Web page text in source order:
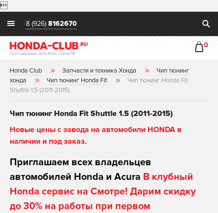

8 (926) 8162670
0
Honda Club Запчасти и техника Хонда
Чип тюнинг
хонда
Чип тюнинг Honda Fit
Чип тюнинг Honda Fit
Shuttle 1.5 (2011-2015)
Чип тюнинг Honda Fit Shuttle 1.5 (2011-2015)
Новые цены с завода на автомобили HONDA в
наличии и под заказ.
Приглашаем всех владельцев
автомобилей Honda и Acura В клубный
Honda сервис на Смотре! Дарим скидку
до 30% на работы при первом